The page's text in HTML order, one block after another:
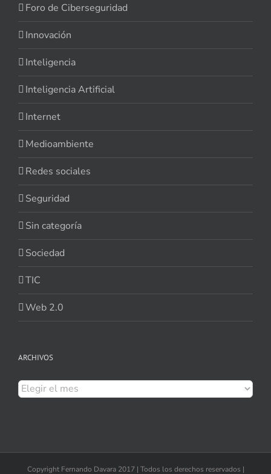
Foro de Ciberseguridad
Innovación
Inteligencia
Inteligencia Artificial
Internet
Medioambiente
Redes sociales
Seguridad
Sin categoría
Sociedad
TIC
Web 2.0
ARCHIVOS
Archivos
Copyright Fernando Davara 2017 | Todos los derechos reservados |